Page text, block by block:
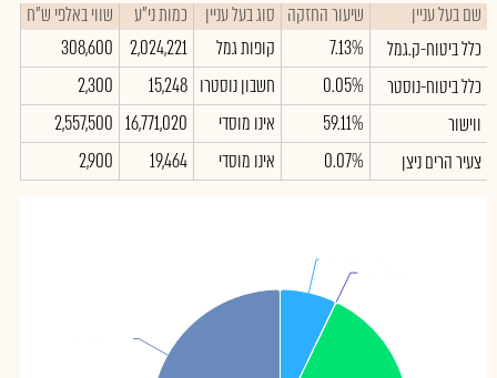
שם בעל עניין שיעור החזקה סוג בעל עניין כמות ני"ע
שווי באלפי ש"ח
כלל ביטוח-ק.גמל
7.13% קופות גמל 2,024,221
308,600
כלל ביטוח-נוסטר
0.05% חשבון נוסטרו 15,248
2,300
ווישור
59.11% אינו מוסדי 16,771,020
2,557,500
צעיר הרים ניצן
0.07% אינו מוסדי 19,464
2,900